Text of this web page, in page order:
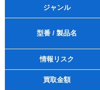
ジャンル
型番 / 製品名
情報リスク
買取金額